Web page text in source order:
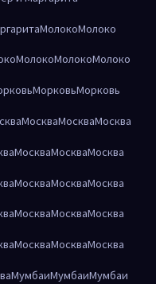
МолокоМолоко
МолокоМолокоМолоко
МорковьМорковь
МоскваМоскваМосква
МоскваМоскваМосква
МоскваМоскваМосква
МоскваМоскваМосква
МоскваМоскваМосква
МумбаиМумбаиМумбаи